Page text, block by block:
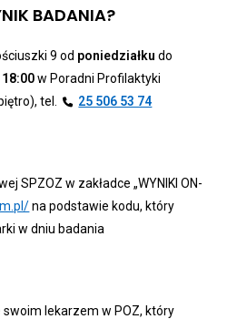
BADANIA?
9 od poniedziałku do
18:00w Poradni Profilaktyki
tel.
25 506 53 74
SPZOZ w zakładce „WYNIKI ON-
na podstawie kodu, który
w dniu badania
lekarzem w POZ, który